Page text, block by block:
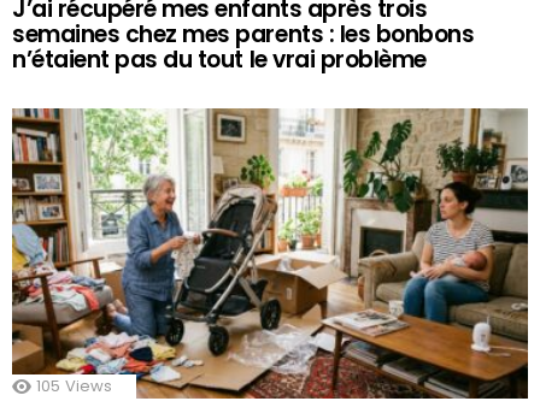
J’ai récupéré mes enfants après trois
semaines chez mes parents : les bonbons
n’étaient pas du tout le vrai problème
105 Views